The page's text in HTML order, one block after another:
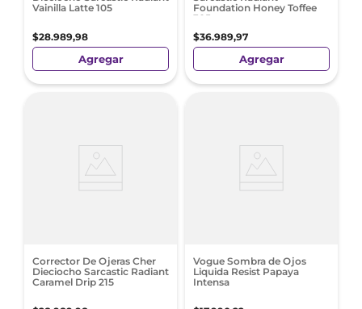
Vainilla Latte 105
$28.989,98
Agregar
Foundation Honey Toffee
305
$36.989,97
Agregar
Corrector De Ojeras Cher
Dieciocho Sarcastic Radiant
Caramel Drip 215
Vogue Sombra de Ojos
Liquida Resist Papaya
Intensa